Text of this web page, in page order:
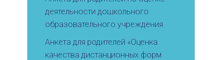
деятельности дошкольного
образовательного учреждения
Анкета для родителей «Оценка
качества дистанционных форм